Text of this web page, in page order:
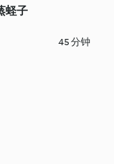
蛏子
45 分钟